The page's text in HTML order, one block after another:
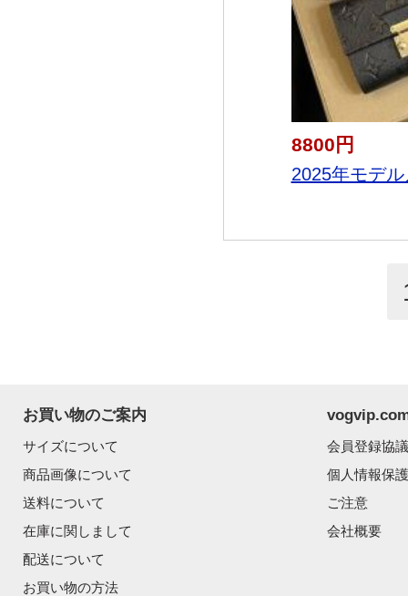
8800円
2025年モデ
お買い物のご案内
サイズについて
商品画像について
送料について
在庫に関しまして
配送について
お買い物の方法
会員登録協
個人情報保
ご注意
会社概要